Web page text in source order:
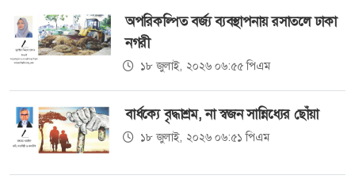
অপরিকল্পিত বর্জ্য ব্যবস্থাপনায় রসাতলে ঢাকা
নগরী
১৮ জুলাই, ২০২৬ ০৬:৫৫ পিএম
বার্ধক্যে বৃদ্ধাশ্রম, না স্বজন সান্নিধ্যের ছোঁয়া
১৮ জুলাই, ২০২৬ ০৬:৫১ পিএম